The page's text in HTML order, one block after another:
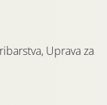
Uprava za